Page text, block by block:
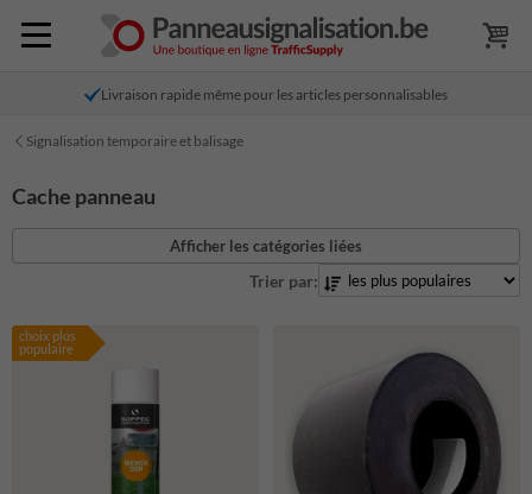
Livraison rapide même pour les articles personnalisables
Signalisation temporaire et balisage
Cache panneau
Afficher les catégories liées
Trier par:
choix plus
populaire